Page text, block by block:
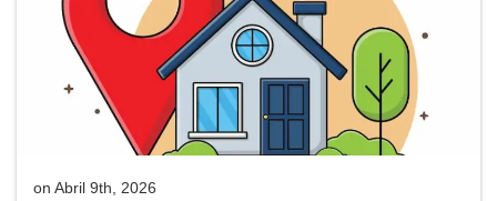
on Abril 9th, 2026